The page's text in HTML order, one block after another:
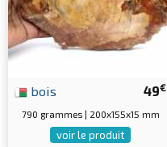
49€
bois
790 grammes | 200x155x15 mm
voir le produit